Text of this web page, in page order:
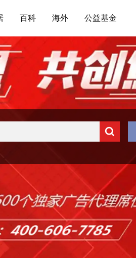
百科 海外 公益基金